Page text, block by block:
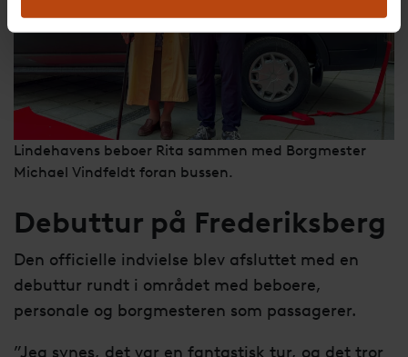
Lindehavens beboer Rita sammen med Borgmester
Michael Vindfeldt foran bussen.
Debuttur på Frederiksberg
Den officielle indvielse blev afsluttet med en
debuttur rundt i området med beboere,
personale og borgmesteren som passagerer.
”Jeg synes, det var en fantastisk tur, og det tror